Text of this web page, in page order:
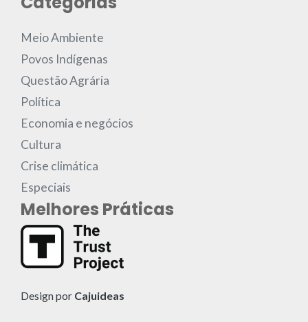
Meio Ambiente
Povos Indígenas
Questão Agrária
Política
Economia e negócios
Cultura
Crise climática
Especiais
Melhores Práticas
Design por Cajuideas